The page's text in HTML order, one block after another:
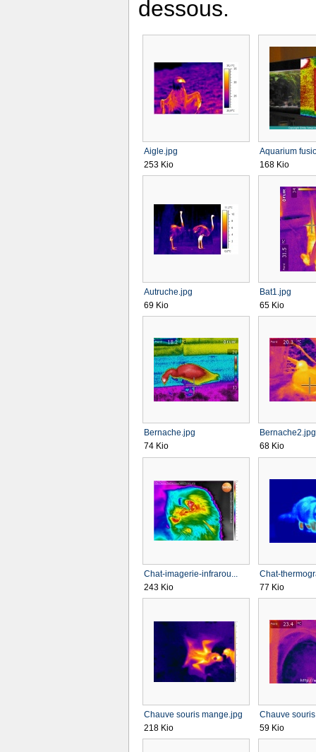
dessous.
Aigle.jpg
253 Kio
Aquarium
168 Kio
Autruche.jpg
69 Kio
Bat1.jpg
65 Kio
Bernache.jpg
74 Kio
Bernache2.jpg
68 Kio
Chat-imagerie-infrarou...
243 Kio
Chat-
77 Kio
Chauve souris mange.jpg
218 Kio
Chauve
59 Kio